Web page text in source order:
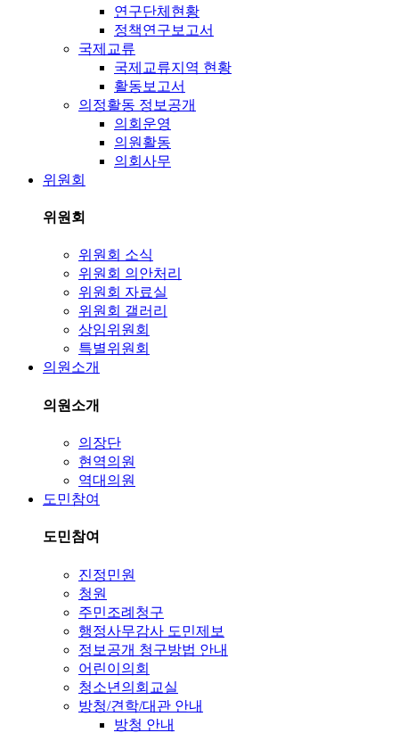
연구단체현황
정책연구보고서
국제교류
국제교류지역 현황
활동보고서
의정활동 정보공개
의회운영
의원활동
의회사무
위원회
위원회
위원회 소식
위원회 의안처리
위원회 자료실
위원회 갤러리
상임위원회
특별위원회
의원소개
의원소개
의장단
현역의원
역대의원
도민참여
도민참여
진정민원
청원
주민조례청구
행정사무감사 도민제보
정보공개 청구방법 안내
어린이의회
청소년의회교실
방청/견학/대관 안내
방청 안내